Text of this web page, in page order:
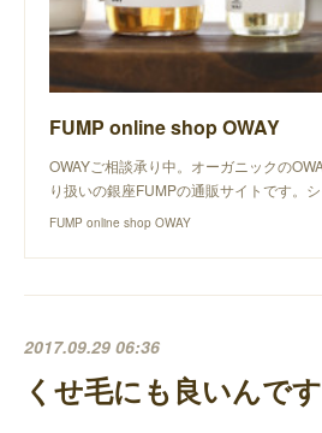
FUMP online shop OWAY
OWAYご相談承り中。オーガニックの
り扱いの銀座FUMPの通販サイトです。
FUMP online shop OWAY
2017.09.29 06:36
くせ毛にも良いんで